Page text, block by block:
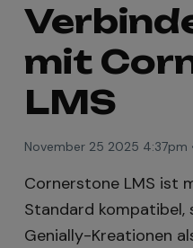
mit
LMS
November 25 2025 4:37pm
Cornerstone LMS ist
Standard kompatibel,
Genially-Kreationen